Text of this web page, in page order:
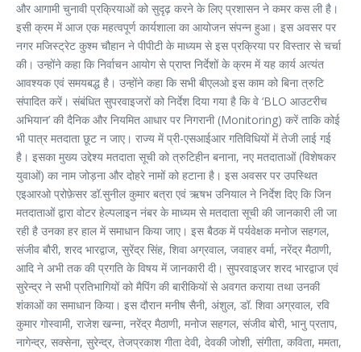
और आगामी चुनावी प्रक्रियाओं को सुदृढ़ करने के लिए प्रशासन ने कमर कस ली है।
इसी क्रम में आज एक महत्वपूर्ण कार्यशाला का आयोजन संपन्न हुआ। इस अवसर पर
नगर मजिस्ट्रेट कुश्म चौहान ने पीपीटी के माध्यम से इस प्रक्रिया पर विस्तार से चर्चा
की। उन्होंने कहा कि निर्वाचन आयोग से प्राप्त निर्देशों के क्रम में यह कार्य अत्यंत
आवश्यक एवं समयबद्ध है। उन्होंने कहा कि सभी बीएलओ इस काम को बिना त्रुटि
संपादित करें। संबंधित सुपरवाइजरों को निर्देश दिया गया है कि वे ‘BLO आउटरीच
अभियान’ की दैनिक और नियमित आधार पर निगरानी (Monitoring) करें ताकि कोई
भी पात्र मतदाता छूट न जाए। राज्य में प्री-एसआईआर गतिविधियों में तेजी लाई गई
है। इसका मुख्य उद्देश्य मतदाता सूची को त्रुटिहीन बनाना, नए मतदाताओं (विशेषकर
युवाओं) का नाम जोड़ना और दोहरे नामों को हटाना है। इस अवसर पर उपस्थित
एइआरओ प्रोफ़ेसर डॉ.सुनील कुमार बत्रा एवं ऋषभ उनियाल ने निर्देश दिए कि जिन
मतदाताओं द्वारा वोटर हेल्पलाइन नंबर के माध्यम से मतदाता सूची की जानकारी ली जा
रही है उनका हर हाल में समाधान किया जाए। इस बैठक में पर्यवेक्षक मनोज सहगल,
संजीव बौरी, शरद भारद्वाज, सुरेंद्र सिंह, शिवा अग्रवाल, जवाहर वर्मा, नरेंद्र मैठाणी,
आदि ने अभी तक की प्रगति के विषय में जानकारी दी। सुपरवाइजर शरद भारद्वाज एवं
सुरेन्द्र ने सभी प्रतिभागियों को मैपिंग की बारीकियों से अवगत कराया तथा उनकी
शंकाओं का समाधान किया। इस दौरान मनीष सैनी, अंशुल, डॉ. शिवा अग्रवाल, रवि
कुमार गोस्वामी, राजेश खन्ना, नरेंद्र मैठाणी, मनोज सहगल, संजीव बोरी, भानु प्रताप,
नागेन्द्र, सक्सेना, सुरेन्द्र, तेजप्रकाश गीता देवी, देवकी जोशी, संगीता, कविता, ममता,